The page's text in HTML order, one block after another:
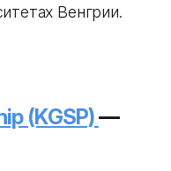
Венгрии.
(KGSP)—